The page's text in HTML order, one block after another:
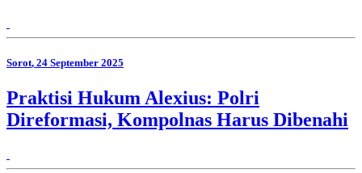
Sorot, 24 September 2025
Praktisi Hukum Alexius: Polri
Direformasi, Kompolnas Harus Dibenahi